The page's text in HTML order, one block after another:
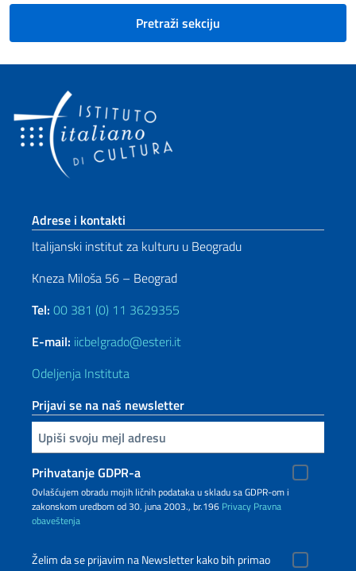
Pretraži sekciju
Footer section
Adrese i kontakti
Italijanski institut za kulturu u Beogradu
Kneza Miloša 56 – Beograd
Tel: 00 381 (0) 11 3629355
E-mail: iicbelgrado@esteri.it
Odeljenja Instituta
Prijavi se na naš newsletter
Upiši vaš imejl
Prihvatanje GDPR-a
Ovlašćujem obradu mojih ličnih podataka u skladu sa GDPR-om i
zakonskom uredbom od 30. juna 2003., br.196 Privacy Pravna
obaveštenja
Želim da se prijavim na Newsletter kako bih primao